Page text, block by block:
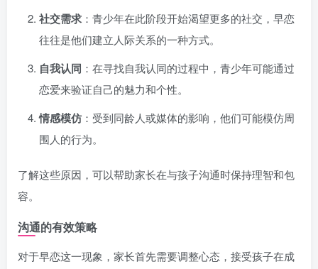
社交需求 ：青少年在此阶段开始渴望更多的社交，早恋
往往是他们建立人际关系的一种方式。
自我认同 ：在寻找自我认同的过程中，青少年可能通过
恋爱来验证自己的魅力和个性。
情感模仿 ：受到同龄人或媒体的影响，他们可能模仿周
围人的行为。
了解这些原因，可以帮助家长在与孩子沟通时保持理智和包
容。
沟通的有效策略
对于早恋这一现象，家长首先需要调整心态，接受孩子在成